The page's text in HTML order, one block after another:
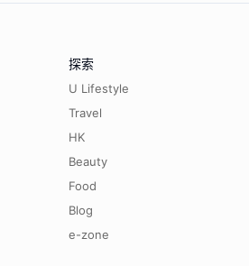
探索
U Lifestyle
Travel
HK
Beauty
Food
Blog
e-zone